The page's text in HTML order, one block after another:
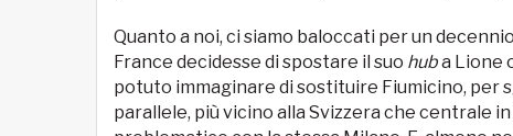
Quanto a noi, ci siamo baloccati per un
France decidesse di spostare il suo huba Lione
potuto immaginare di sostituire Fiumicino, per
parallele, più vicino alla Svizzera che centrale